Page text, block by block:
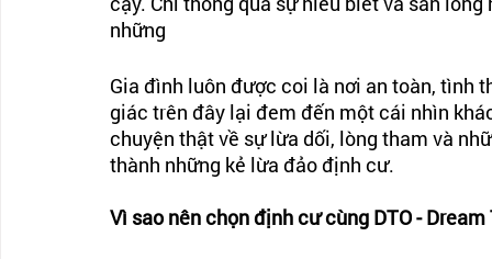
những
Gia đình luôn được coi là nơi an toàn, tình
giác trên đây lại đem đến một cái nhìn
chuyện thật về sự lừa dối, lòng tham và
thành những kẻ lừa đảo định cư.
Vì sao nên chọn định cư cùng DTO -